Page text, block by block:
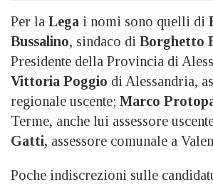
Per la Lega i nomi sono quelli di
Bussalino, sindaco di Borghetto
Presidente della Provincia di
Vittoria Poggio di Alessandria,
regionale uscente; Marco P
Terme, anche lui assessore
Gatti, assessore comunale a
Poche indiscrezioni sulle